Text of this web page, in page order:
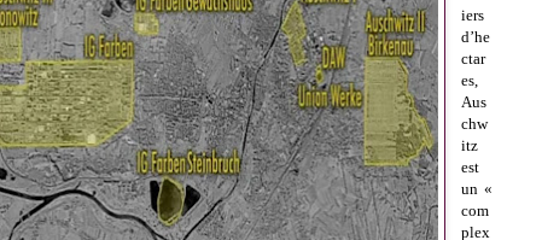
iers
d’he
ctar
es,
Aus
chw
itz
est
un «
com
plex